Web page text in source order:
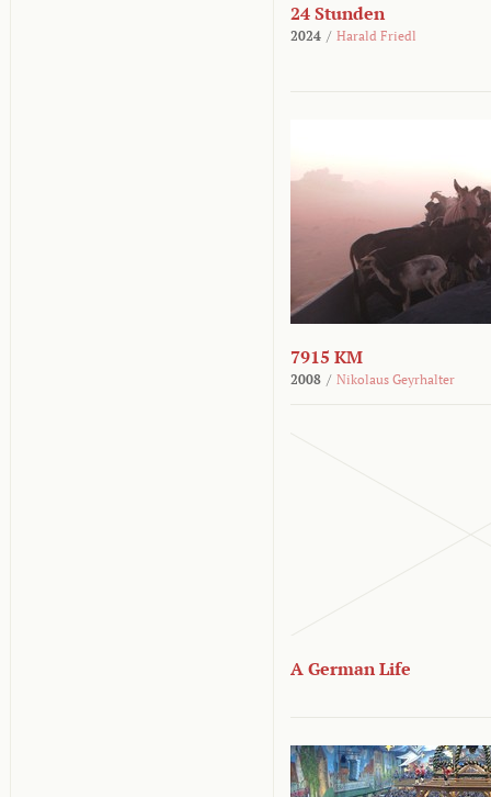
24 Stunden
2024 / Harald Friedl
7915 KM
2008 / Nikolaus Geyrhalter
A German Life